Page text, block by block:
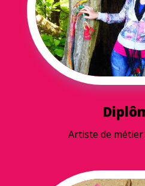
Artiste de